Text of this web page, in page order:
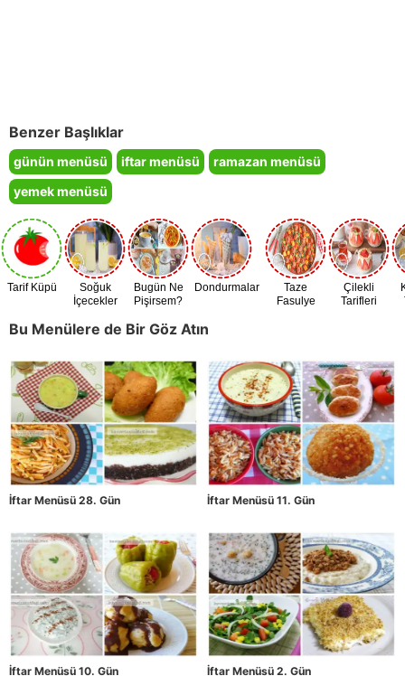
Benzer Başlıklar
günün menüsü iftar menüsü
ramazan menüsü
yemek menüsü
Tarif Küpü
Soğuk
İçecekler
Bugün Ne
Pişirsem?
Dondurmalar
Taze
Fasulye
Çilekli
Tarifleri
Bu Menülere de Bir Göz Atın
İftar Menüsü 28. Gün İftar Menüsü 11. Gün
İftar Menüsü 10. Gün İftar Menüsü 2. Gün